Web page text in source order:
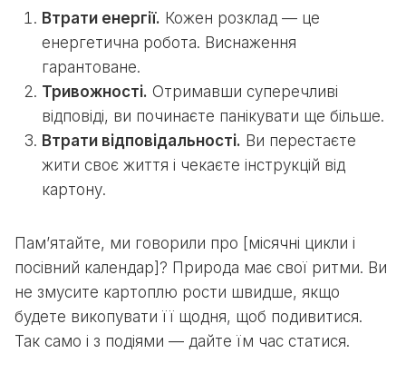
Втрати енергії. Кожен розклад — це
енергетична робота. Виснаження
гарантоване.
Тривожності. Отримавши суперечливі
відповіді, ви починаєте панікувати ще більше.
Втрати відповідальності. Ви перестаєте
жити своє життя і чекаєте інструкцій від
картону.
Пам’ятайте, ми говорили про [місячні цикли і
посівний календар]? Природа має свої ритми. Ви
не змусите картоплю рости швидше, якщо
будете викопувати її щодня, щоб подивитися.
Так само і з подіями — дайте їм час статися.